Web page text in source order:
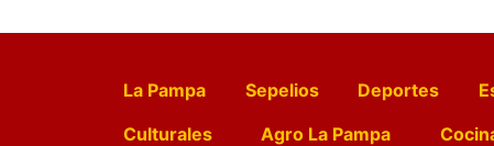
La Pampa Sepelios Deportes
Culturales
Agro La Pampa